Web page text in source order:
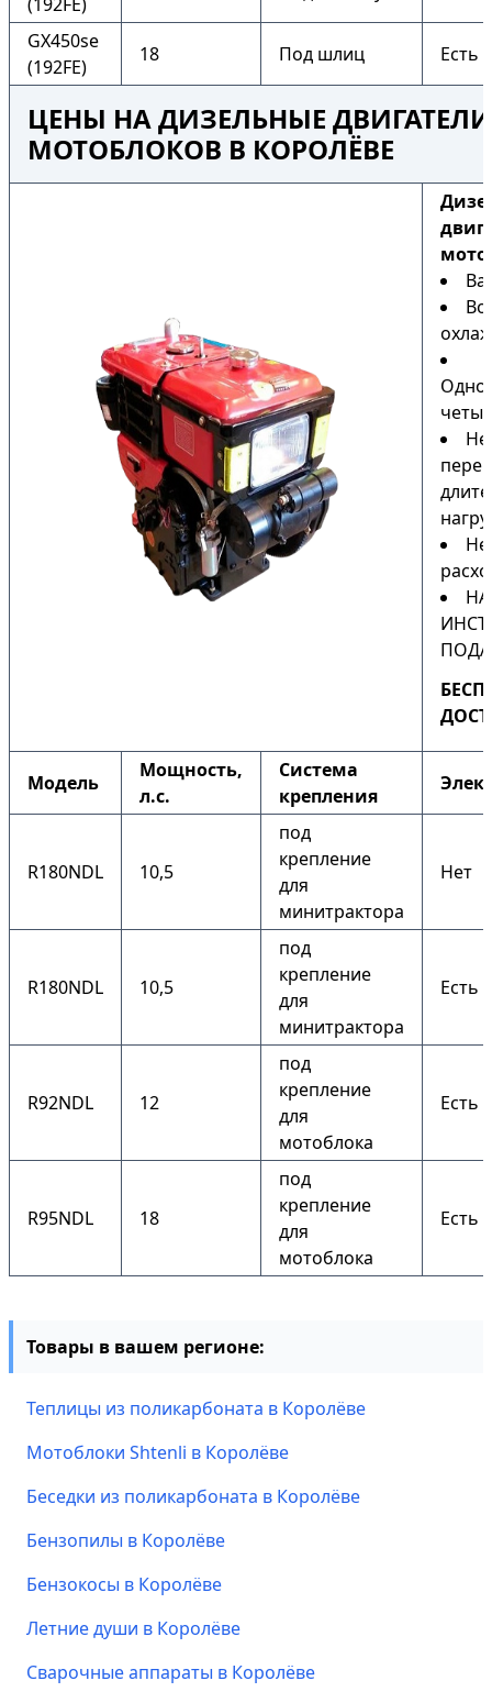
GX450se
(192FE)
18 Под шлиц Есть
ЦЕНЫ НА ДИЗЕЛЬНЫЕ
МОТОБЛОКОВ В КОРОЛЁВЕ
Не
Модель
Мощность,
л.с.
Система
крепления
R180NDL 10,5
под
крепление
для
минитрактора
Нет
R180NDL 10,5
под
крепление
для
минитрактора
Есть
R92NDL 12
под
крепление
для
мотоблока
Есть
R95NDL 18
под
крепление
для
мотоблока
Есть
Товары в вашем регионе:
Теплицы из поликарбоната в Королёве
Мотоблоки Shtenli в Королёве
Беседки из поликарбоната в Королёве
Бензопилы в Королёве
Бензокосы в Королёве
Летние души в Королёве
Сварочные аппараты в Королёве